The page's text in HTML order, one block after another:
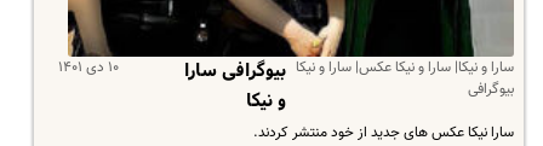
سارا و نیکا| سارا و نیکا عکس| سارا و نیکا
بیوگرافی
۱۰ دی ۱۴۰۱
بیوگرافی سارا
و نیکا
سارا نیکا عکس های جدید از خود منتشر کردند.